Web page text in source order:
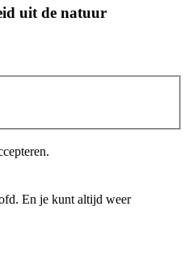
uit de natuur
En je kunt altijd weer